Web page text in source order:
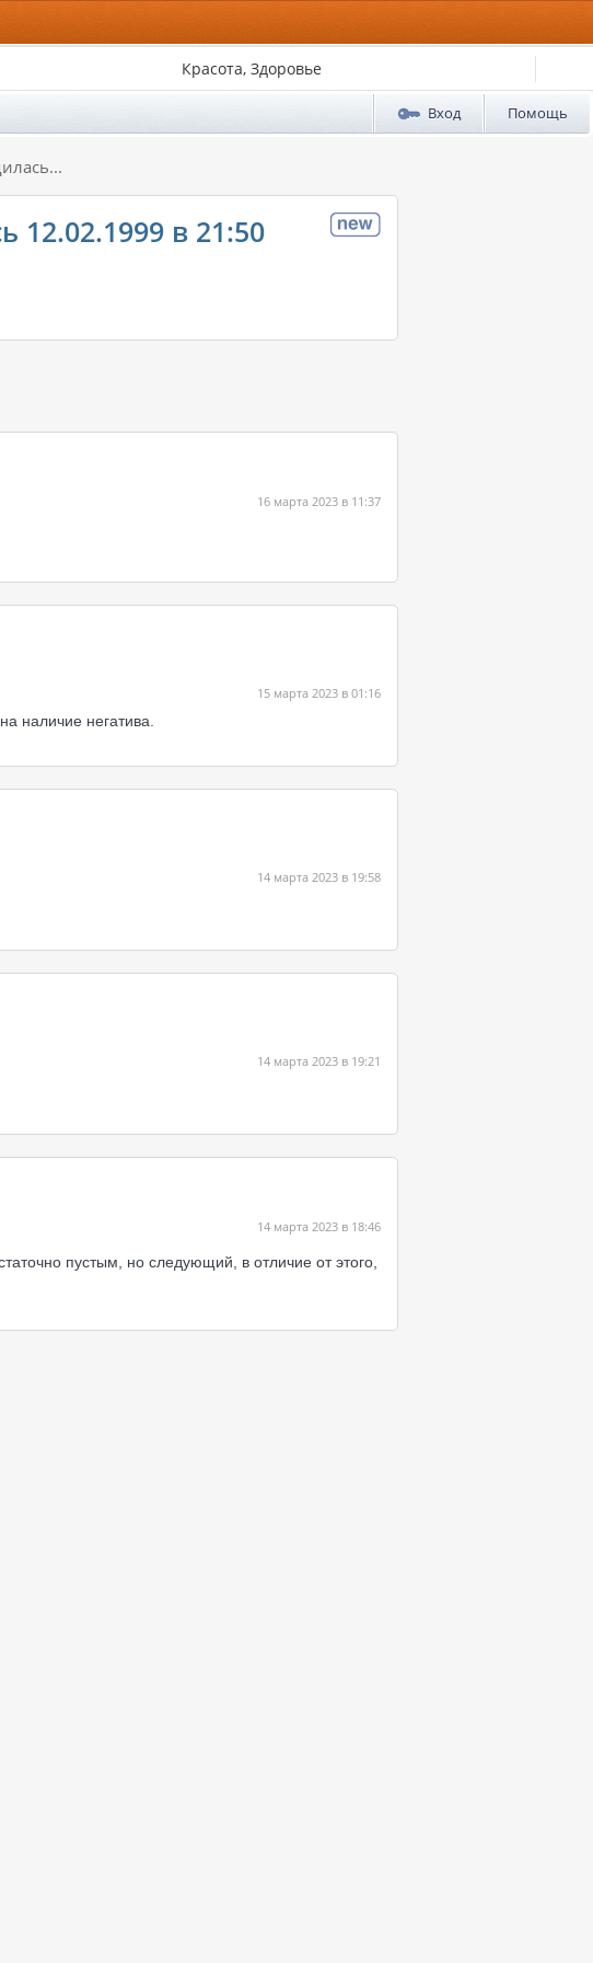
Красота, Здоровье
Вход Помощь
в 21:50
16 марта 2023 в 11:37
15 марта 2023 в 01:16
наличие негатива.
14 марта 2023 в 19:58
14 марта 2023 в 19:21
14 марта 2023 в 18:46
пустым, но следующий, в отличие от этого,